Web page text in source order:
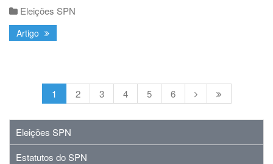
Eleições SPN
Artigo
1 2 3 4 5 6
Eleições SPN
Estatutos do SPN